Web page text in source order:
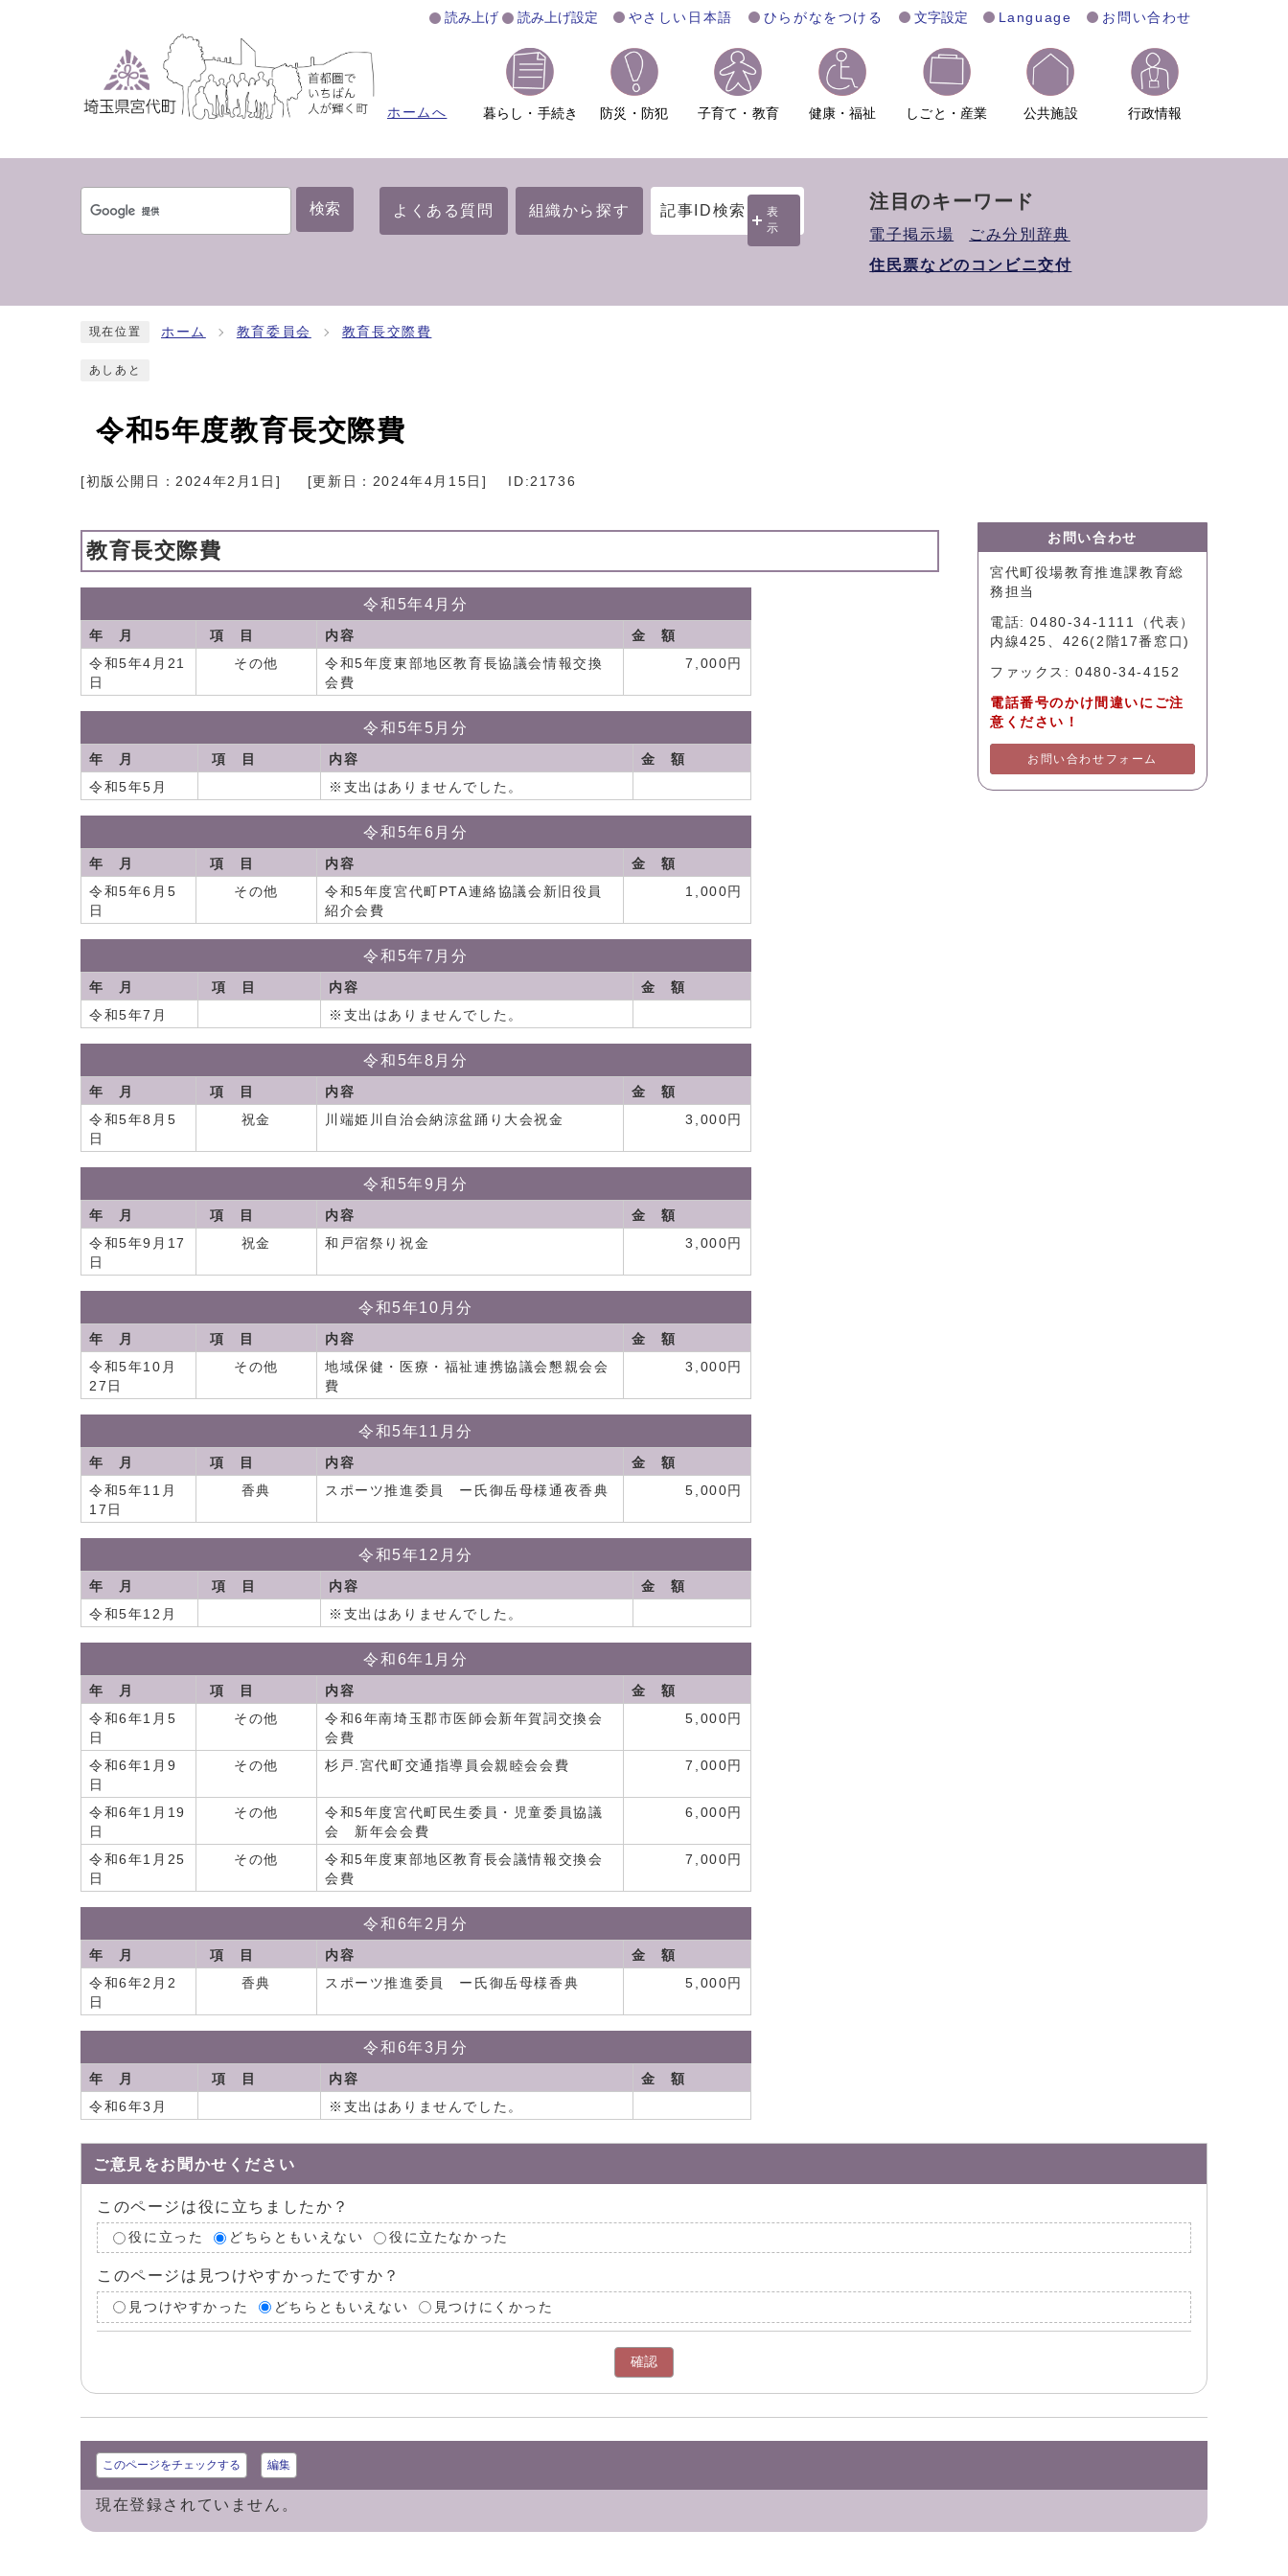
読み上げ 読み上げ設定 やさしい日本語 ひらがなをつける 文字設定 Language お問い合わせ
ホームへ 暮らし・手続き 防災・防犯 子育て・教育 健康・福祉 しごと・産業 公共施設 行政情報
検索 よくある質問 組織から探す 記事ID検索
表
示
注目のキーワード
電子掲示場
ごみ分別辞典
住民票などのコンビニ交付
現在位置 ホーム 教育委員会 教育長交際費
あしあと
令和5年度教育長交際費
[初版公開日：2024年2月1日 ] [更新日： 2024年4月15日 ] ID:21736
教育長交際費
令和5年4月分
年 月 項 目 内容
金 額
令和5年4月21
日
その他
令和5年度東部地区教育長協議会情報交換
会費
7,000円
令和5年5月分
年 月 項 目 内容
金 額
令和5年5月
※支出はありませんでした。
令和5年6月分
年 月 項 目 内容
金 額
令和5年6月5
日
その他
令和5年度宮代町PTA連絡協議会新旧役員
紹介会費
1,000円
令和5年7月分
年 月 項 目 内容
金 額
令和5年7月
※支出はありませんでした。
令和5年8月分
年 月 項 目 内容
金 額
令和5年8月5
日
祝金 川端姫川自治会納涼盆踊り大会祝金 3,000円
令和5年9月分
年 月 項 目 内容
金 額
令和5年9月17
日
祝金 和戸宿祭り祝金 3,000円
令和5年10月分
年 月 項 目 内容
金 額
令和5年10月
27日
その他
地域保健・医療・福祉連携協議会懇親会会
費
3,000円
令和5年11月分
年 月 項 目 内容
金 額
令和5年11月
17日
香典 スポーツ推進委員 ー氏御岳母様通夜香典 5,000円
令和5年12月分
年 月 項 目 内容
金 額
令和5年12月
※支出はありませんでした。
令和6年1月分
年 月 項 目 内容
金 額
令和6年1月5
日
その他
令和6年南埼玉郡市医師会新年賀詞交換会
会費
5,000円
令和6年1月9
日
その他 杉戸.宮代町交通指導員会親睦会会費 7,000円
令和6年1月19
日
その他
令和5年度宮代町民生委員・児童委員協議
会 新年会会費
6,000円
令和6年1月25
日
その他
令和5年度東部地区教育長会議情報交換会
会費
7,000円
令和6年2月分
年 月 項 目 内容
金 額
令和6年2月2
日
香典 スポーツ推進委員 ー氏御岳母様香典 5,000円
令和6年3月分
年 月 項 目 内容
金 額
令和6年3月
※支出はありませんでした。
お問い合わせ
宮代町役場教育推進課教育総
務担当
電話: 0480-34-1111（代表）
内線425、426(2階17番窓口)
ファックス: 0480-34-4152
電話番号のかけ間違いにご注
意ください！
お問い合わせフォーム
ご意見をお聞かせください
このページは役に立ちましたか？
役に立った どちらともいえない 役に立たなかった
このページは見つけやすかったですか？
見つけやすかった どちらともいえない 見つけにくかった
確認
このページをチェックする 編集
現在登録されていません。